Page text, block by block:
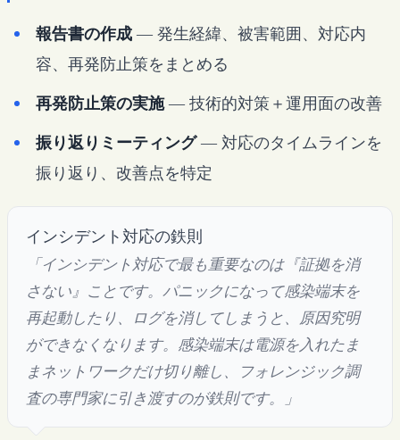
報告書の作成 — 発生経緯、被害範囲、対応内
容、再発防止策をまとめる
再発防止策の実施— 技術的対策＋運用面の改善
振り返りミーティング— 対応のタイムラインを
振り返り、改善点を特定
インシデント対応の鉄則
「インシデント対応で最も重要なのは『証拠を消
さない』ことです。パニックになって感染端末を
再起動したり、ログを消してしまうと、原因究明
ができなくなります。感染端末は電源を入れたま
まネットワークだけ切り離し、フォレンジック調
査の専門家に引き渡すのが鉄則です。」